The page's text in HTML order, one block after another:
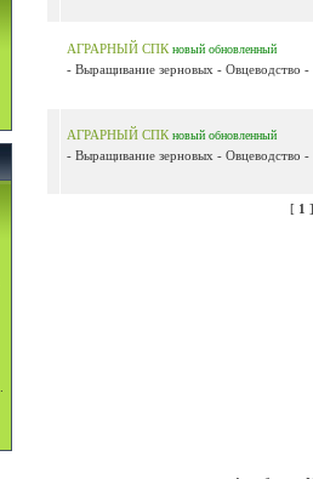
АГРАРНЫЙ СПК новый обновленный
- Выращивание зерновых - Овцеводство
АГРАРНЫЙ СПК новый обновленный
- Выращивание зерновых - Овцеводство
[ 1